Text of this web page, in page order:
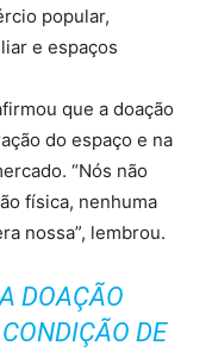
popular,
e espaços
que a doação
do espaço e na
“Nós não
física, nenhuma
nossa”, lembrou.
DOAÇÃO
DE